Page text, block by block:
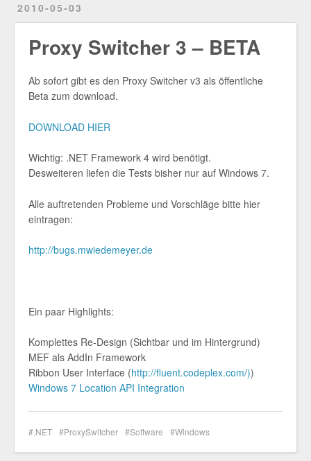
2010-05-03
Proxy Switcher 3 – BETA
Ab sofort gibt es den Proxy Switcher v3 als öffentliche
Beta zum download.
DOWNLOAD HIER
Wichtig: .NET Framework 4 wird benötigt.
Desweiteren liefen die Tests bisher nur auf Windows 7.
Alle auftretenden Probleme und Vorschläge bitte hier
eintragen:
http://bugs.mwiedemeyer.de
Ein paar Highlights:
Komplettes Re-Design (Sichtbar und im Hintergrund)
MEF als AddIn Framework
Ribbon User Interface (http://fluent.codeplex.com/))
Windows 7 Location API Integration
.NET ProxySwitcher Software Windows